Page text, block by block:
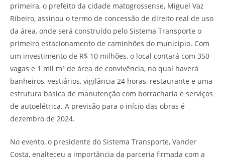
primeira, o prefeito da cidade matogrossense, Miguel Vaz
Ribeiro, assinou o termo de concessão de direito real de uso
da área, onde será construído pelo Sistema Transporte o
primeiro estacionamento de caminhões do município. Com
um investimento de R$ 10 milhões, o local contará com 350
vagas e 1 mil m² de área de convivência, no qual haverá
banheiros, vestiários, vigilância 24 horas, restaurante e uma
estrutura básica de manutenção com borracharia e serviços
de autoelétrica. A previsão para o início das obras é
dezembro de 2024.
No evento, o presidente do Sistema Transporte, Vander
Costa, enalteceu a importância da parceria firmada com a